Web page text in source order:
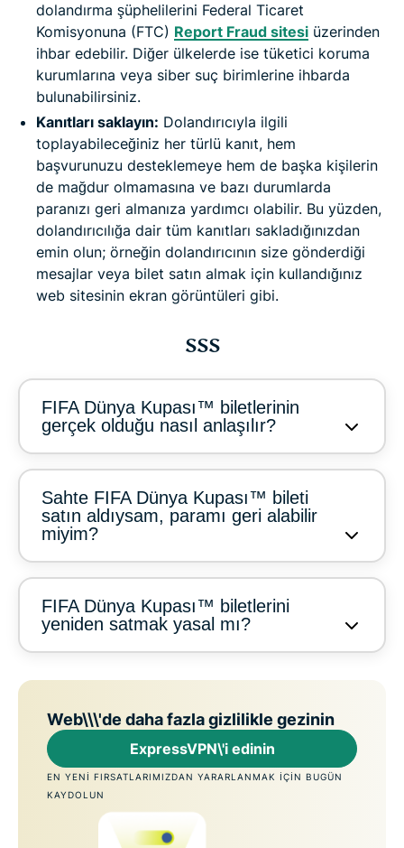
dolandırma şüphelilerini Federal Ticaret
Komisyonuna (FTC) Report Fraud sitesi üzerinden
ihbar edebilir. Diğer ülkelerde ise tüketici koruma
kurumlarına veya siber suç birimlerine ihbarda
bulunabilirsiniz.
Kanıtları saklayın: Dolandırıcıyla ilgili
toplayabileceğiniz her türlü kanıt, hem
başvurunuzu desteklemeye hem de başka kişilerin
de mağdur olmamasına ve bazı durumlarda
paranızı geri almanıza yardımcı olabilir. Bu yüzden,
dolandırıcılığa dair tüm kanıtları sakladığınızdan
emin olun; örneğin dolandırıcının size gönderdiği
mesajlar veya bilet satın almak için kullandığınız
web sitesinin ekran görüntüleri gibi.
SSS
FIFA Dünya Kupası™ biletlerinin
gerçek olduğu nasıl anlaşılır?
Sahte FIFA Dünya Kupası™ bileti
satın aldıysam, paramı geri alabilir
miyim?
FIFA Dünya Kupası™ biletlerini
yeniden satmak yasal mı?
Web\\\'de daha fazla gizlilikle gezinin
ExpressVPN\'i edinin
EN YENI FIRSATLARIMIZDAN YARARLANMAK IÇIN BUGÜN
KAYDOLUN